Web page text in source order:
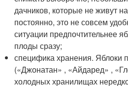
дачников, которые не живут
постоянно, это не совсем
ситуации предпочтительнее
плоды сразу;
специфика хранения. Яблоки
(«Джонатан» , «Айдаред» ,
холодных хранилищах